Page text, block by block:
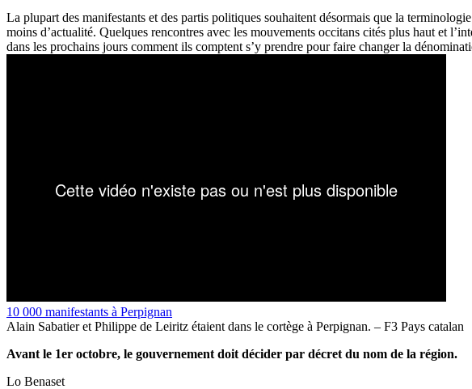
La plupart des manifestants et des partis politiques souhaitent désormais que la
moins d’actualité. Quelques rencontres avec les mouvements occitans cités plus haut et
dans les prochains jours comment ils comptent s’y prendre pour faire changer la
10 000 manifestants à Perpignan
Alain Sabatier et Philippe de Leiritz étaient dans le cortège à Perpignan. – F3 Pays catalan
Avant le 1er octobre, le gouvernement doit décider par décret du nom de la région.
Lo Benaset